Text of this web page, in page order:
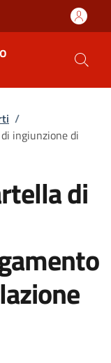
/
ingiunzione di
di